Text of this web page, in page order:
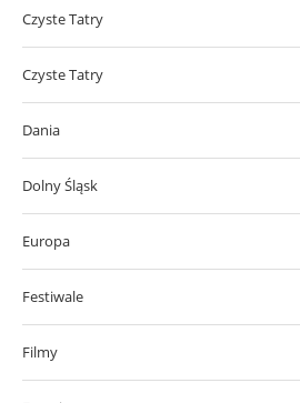
Czyste Tatry
Czyste Tatry
Dania
Dolny Śląsk
Europa
Festiwale
Filmy